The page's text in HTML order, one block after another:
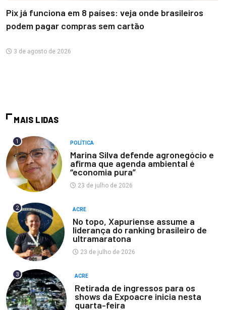
Pix já funciona em 8 países: veja onde brasileiros
podem pagar compras sem cartão
3 de agosto de 2026
MAIS LIDAS
1 POLÍTICA
Marina Silva defende agronegócio e
afirma que agenda ambiental é
“economia pura”
23 de julho de 2026
2 ACRE
No topo, Xapuriense assume a
liderança do ranking brasileiro de
ultramaratona
23 de julho de 2026
3 ACRE
Retirada de ingressos para os
shows da Expoacre inicia nesta
quarta-feira